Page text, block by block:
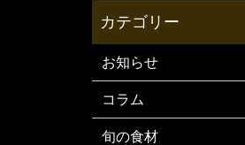
お知らせ
コラム
旬の食材